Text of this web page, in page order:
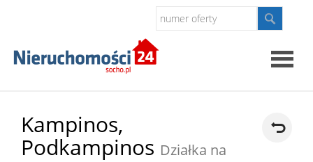
Kampinos,
Podkampinos Działka na